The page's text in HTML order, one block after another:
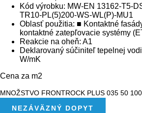
Kód výrobku: MW-EN 13162-T5-
TR10-PL(5)200-WS-WL(P)-MU1
Oblasť použitia: ■ Kontaktné
kontaktné zatepľovacie systémy
Reakcie na oheň: A1
Deklarovaný súčiniteľ tepelnej
W/mK
Cena za m2
MNOŽSTVO FRONTROCK PLUS 035 50
NEZÁVÄZNÝ DOPYT